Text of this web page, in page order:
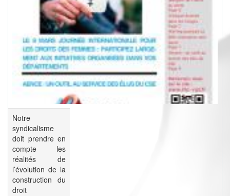
Notre
syndicalisme
doit prendre en
compte les
réalités de
l’évolution de la
construction du
droit